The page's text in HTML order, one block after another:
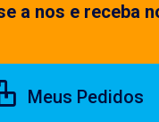
a nos e receba
Meus Pedidos